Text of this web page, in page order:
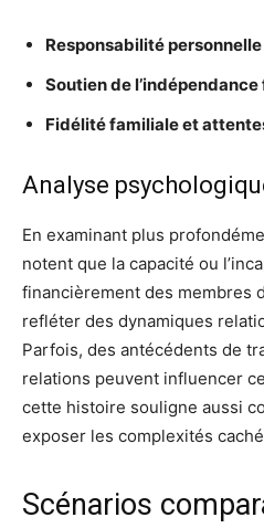
Responsabilité
Soutien de
Fidélité familiale et
Analyse
En examinant plus
notent que la capacité ou
financièrement des membres
refléter des dynamiques
Parfois, des antécédents de
relations peuvent influencer
cette histoire souligne aussi
exposer les complexités
Scénarios